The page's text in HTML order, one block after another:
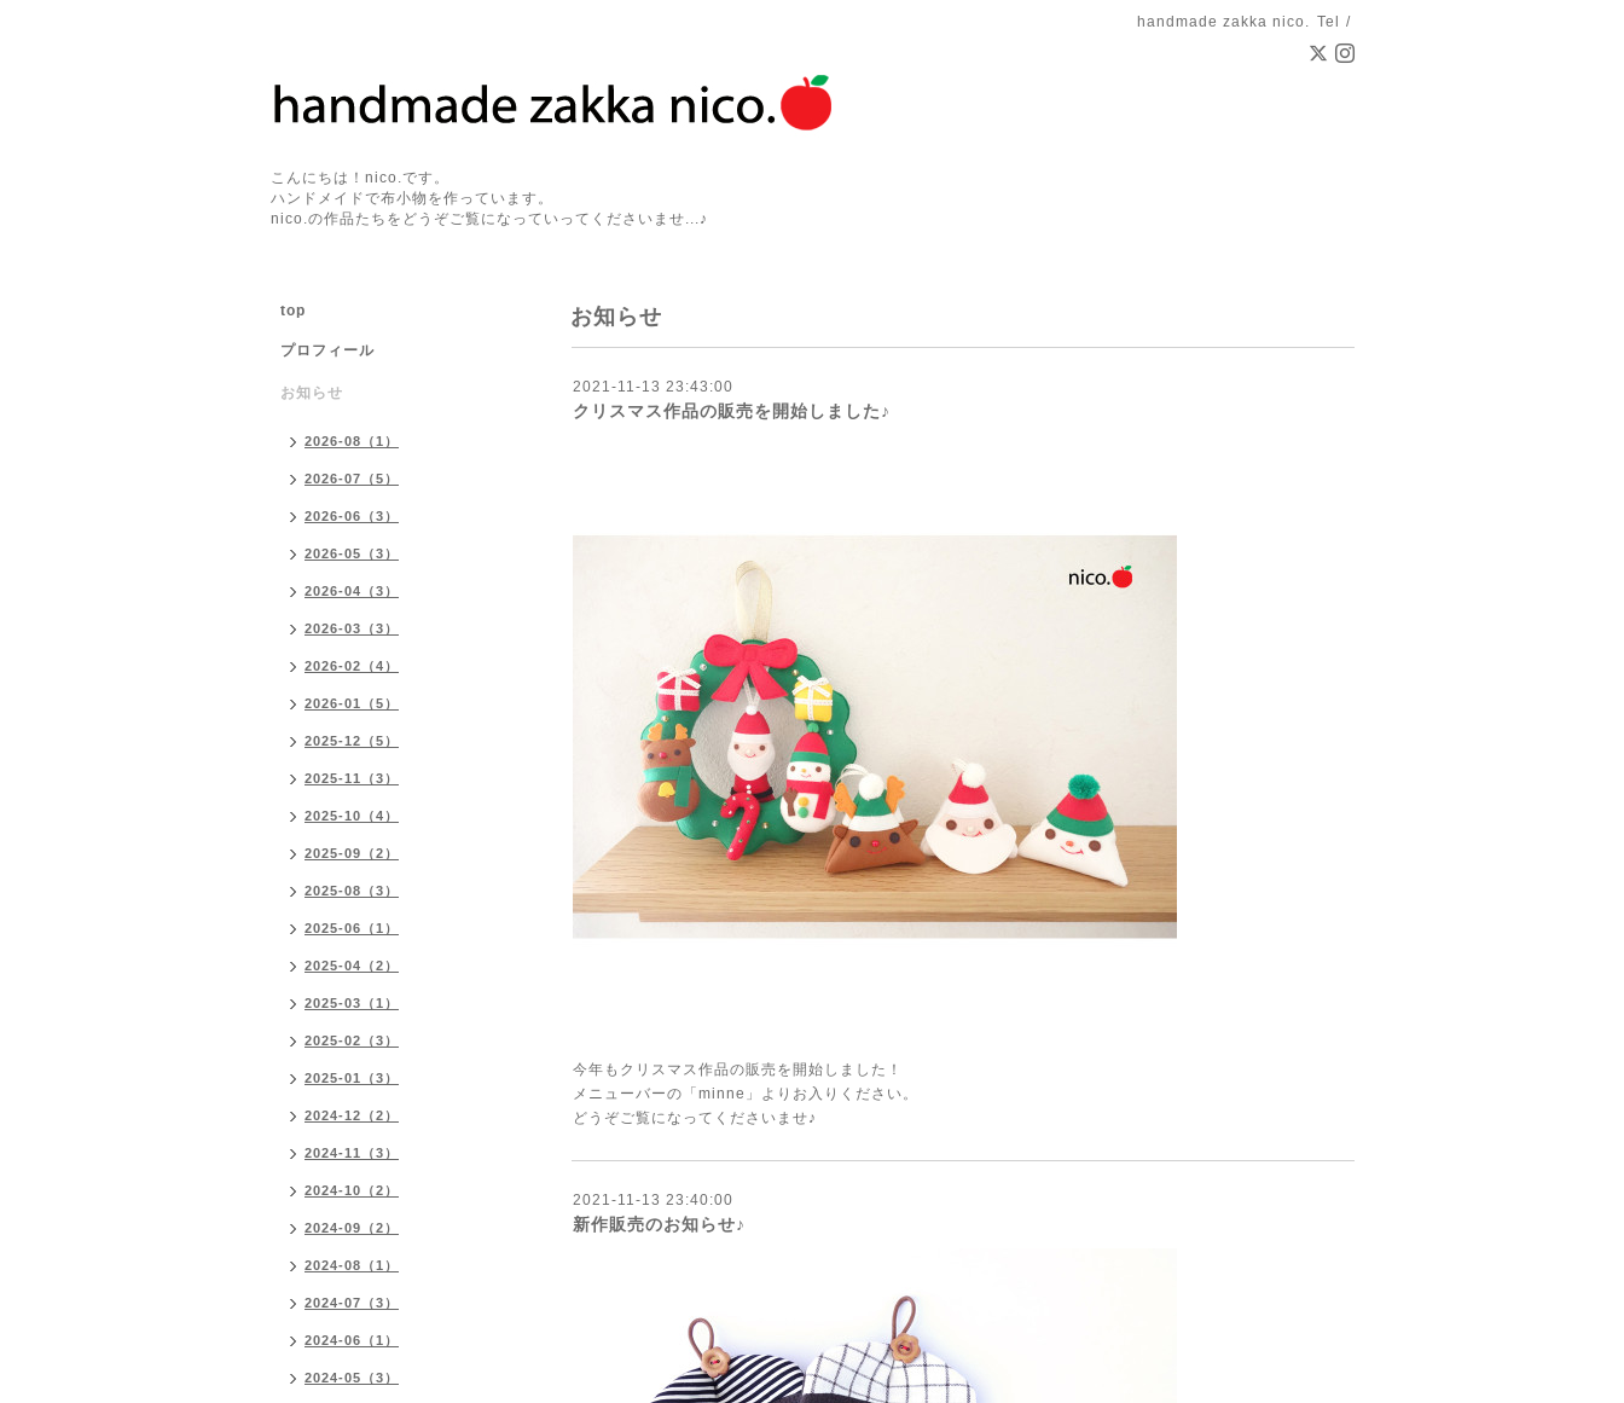
handmade zakka nico. Tel /
こんにちは！nico.です。
ハンドメイドで布小物を作っています。
nico.の作品たちをどうぞご覧になっていってくださいませ...♪
お知らせ
2021-11-13 23:43:00
クリスマス作品の販売を開始しました♪
今年もクリスマス作品の販売を開始しました！
メニューバーの「minne」よりお入りください。
どうぞご覧になってくださいませ♪
2021-11-13 23:40:00
新作販売のお知らせ♪
top
プロフィール
お知らせ
2026-08（1）
2026-07（5）
2026-06（3）
2026-05（3）
2026-04（3）
2026-03（3）
2026-02（4）
2026-01（5）
2025-12（5）
2025-11（3）
2025-10（4）
2025-09（2）
2025-08（3）
2025-06（1）
2025-04（2）
2025-03（1）
2025-02（3）
2025-01（3）
2024-12（2）
2024-11（3）
2024-10（2）
2024-09（2）
2024-08（1）
2024-07（3）
2024-06（1）
2024-05（3）